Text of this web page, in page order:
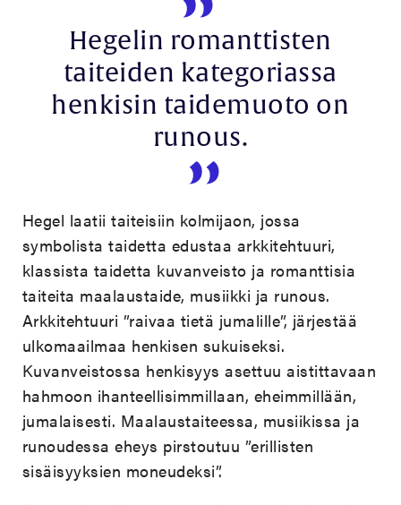
Hegelin romanttisten
taiteiden kategoriassa
henkisin taidemuoto on
runous.
Hegel laatii taiteisiin kolmijaon, jossa
symbolista taidetta edustaa arkkitehtuuri,
klassista taidetta kuvanveisto ja romanttisia
taiteita maalaustaide, musiikki ja runous.
Arkkitehtuuri ”raivaa tietä jumalille”, järjestää
ulkomaailmaa henkisen sukuiseksi.
Kuvanveistossa henkisyys asettuu aistittavaan
hahmoon ihanteellisimmillaan, eheimmillään,
jumalaisesti. Maalaustaiteessa, musiikissa ja
runoudessa eheys pirstoutuu ”erillisten
sisäisyyksien moneudeksi”.